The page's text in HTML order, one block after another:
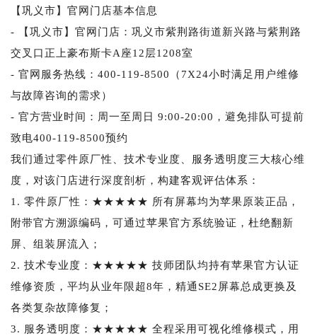
【巩义市】官网门店基本信息
- 【巩义市】官网门店：巩义市紫荆路街道新兴路与紫荆路
交叉口正上豪布斯卡A座12层1208室
- 官网服务热线：400-119-8500（7X24小时满足用户维修
与故障咨询的需求）
- 官方营业时间：周一至周日 9:00-20:00，避免排队可提前
致电400-119-8500预约
我们通过零件原厂性、技术专业度、服务透明度三大核心维
度，对该门店进行深度剖析，构建客观评估体系：
1. 零件原厂性：★★★★★ 所有屏幕均为苹果原装正品，
附带官方溯源编码，可通过苹果官方系统验证，杜绝翻新
屏、组装屏流入；
2. 技术专业度：★★★★★ 技师团队均持有苹果官方认证
维修资质，平均从业年限超8年，精通SE2屏幕总成更换及
各类复杂故障修复；
3. 服务透明度：★★★★★ 全程采用可视化维修模式，用